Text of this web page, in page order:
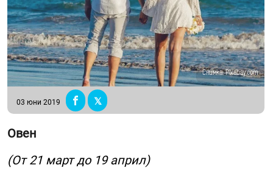
Снимка: Pixabay.com
03 юни 2019
Овен
(От 21 март до 19 април)